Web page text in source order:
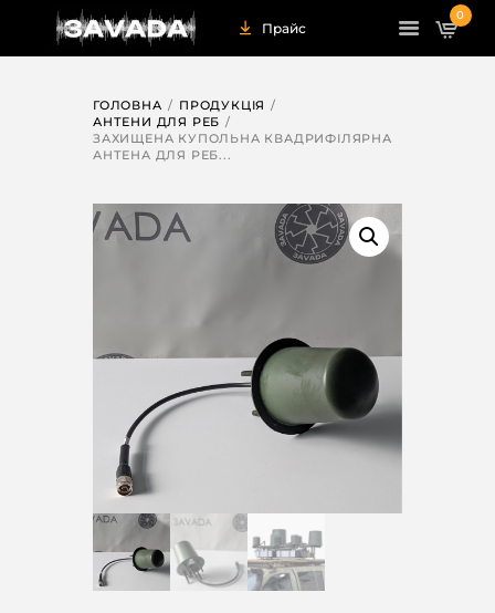
0
Прайс
ГОЛОВНА
ПРОДУКЦІЯ
АНТЕНИ ДЛЯ РЕБ
ЗАХИЩЕНА КУПОЛЬНА КВАДРИФІЛЯРНА
АНТЕНА ДЛЯ РЕБ...